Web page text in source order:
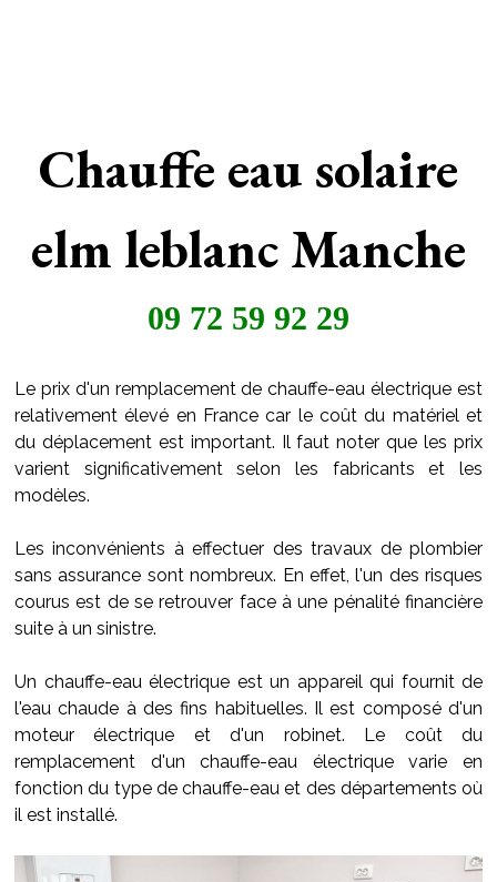
Chauffe eau solaire
elm leblanc Manche
09 72 59 92 29
Le prix d'un remplacement de chauffe-eau électrique est
relativement élevé en France car le coût du matériel et
du déplacement est important. Il faut noter que les prix
varient significativement selon les fabricants et les
modèles.
Les inconvénients à effectuer des travaux de plombier
sans assurance sont nombreux. En effet, l'un des risques
courus est de se retrouver face à une pénalité financière
suite à un sinistre.
Un chauffe-eau électrique est un appareil qui fournit de
l'eau chaude à des fins habituelles. Il est composé d'un
moteur électrique et d'un robinet. Le coût du
remplacement d'un chauffe-eau électrique varie en
fonction du type de chauffe-eau et des départements où
il est installé.